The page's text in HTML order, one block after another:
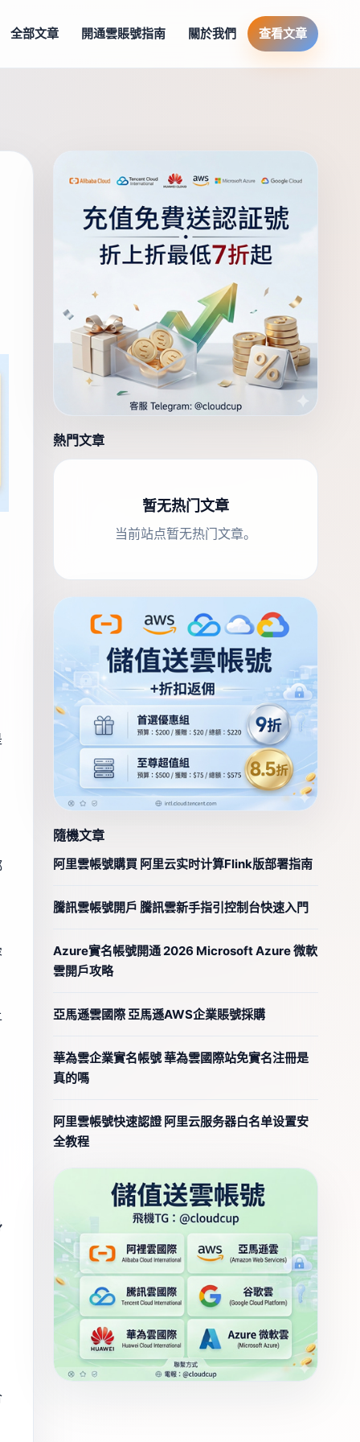
全部文章 開通雲賬號指南 關於我們 查看文章
熱門文章
暂无热门文章
当前站点暂无热门文章。
隨機文章
阿里雲帳號購買 阿里云实时计算Flink版部署指南
騰訊雲帳號開戶 騰訊雲新手指引控制台快速入門
Azure實名帳號開通 2026 Microsoft Azure 微軟
雲開戶攻略
亞馬遜雲國際 亞馬遜AWS企業賬號採購
華為雲企業實名帳號 華為雲國際站免實名注冊是
真的嗎
阿里雲帳號快速認證 阿里云服务器白名单设置安
全教程